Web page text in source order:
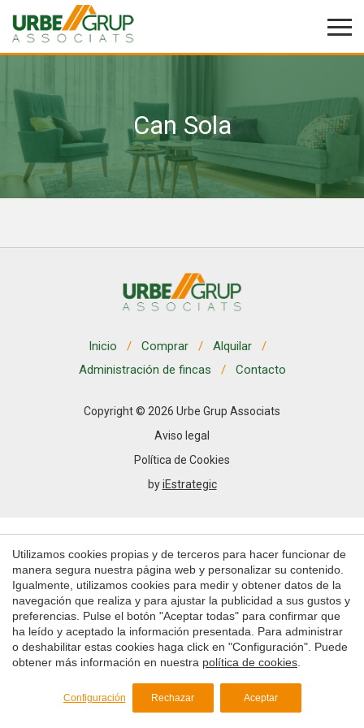
Can Sola
Inicio Comprar
Alquilar
Administración de fincas
Contacto
Copyright © 2026 Urbe Grup Associats
Aviso legal
Política de Cookies
byiEstrategic
Utilizamos cookies propias y de terceros para hacer funcionar de
manera segura nuestra página web y personalizar su contenido.
Igualmente, utilizamos cookies para medir y obtener datos de la
navegación que realiza y para ajustar la publicidad a sus gustos y
preferencias. Pulse el botón "Aceptar todas" para confirmar que
ha leído y aceptado la información presentada. Para administrar
o deshabilitar estas cookies haga click en "Configuración". Puede
obtener más información en nuestra política de cookies
Configuración Rechazar Aceptar
Modificar cookies
Técnicas y funcionales
Siempre activas
instalación de las mismas. El usuario tiene la posibilidad
impedir que sean instaladas en su disco duro, aunque
deberá tener en cuenta que dicha acción podrá ocasionar
dificultades de navegación de la página web.
Analíticas y personalización
Permiten realizar el seguimiento y análisis del
utiliza en la medición de la actividad de la web para la
elaboración de perfiles de navegación de los usuarios con
el fin de introducir mejoras en función del análisis de los
datos de uso que hacen los usuarios del servicio. Permiten
guardar la información de preferencia del usuario para
mejor experiencia a través de productos recomendados.
Estas cookies son utilizadas para almacenar información
sobre las preferencias y elecciones personales del usuario
a través de la observación continuada de sus hábitos de
navegación. Gracias a ellas, podemos conocer los hábitos
de navegación en el sitio web y mostrar publicidad
relacionada con el perfil de navegación del usuario.
Guardar configuración Aceptar todas